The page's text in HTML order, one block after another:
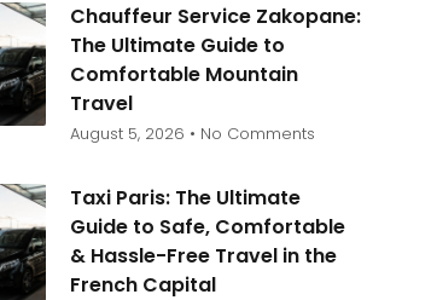
Chauffeur Service Zakopane:
The Ultimate Guide to
Comfortable Mountain
Travel
August 5, 2026 No Comments
Taxi Paris: The Ultimate
Guide to Safe, Comfortable
& Hassle-Free Travel in the
French Capital